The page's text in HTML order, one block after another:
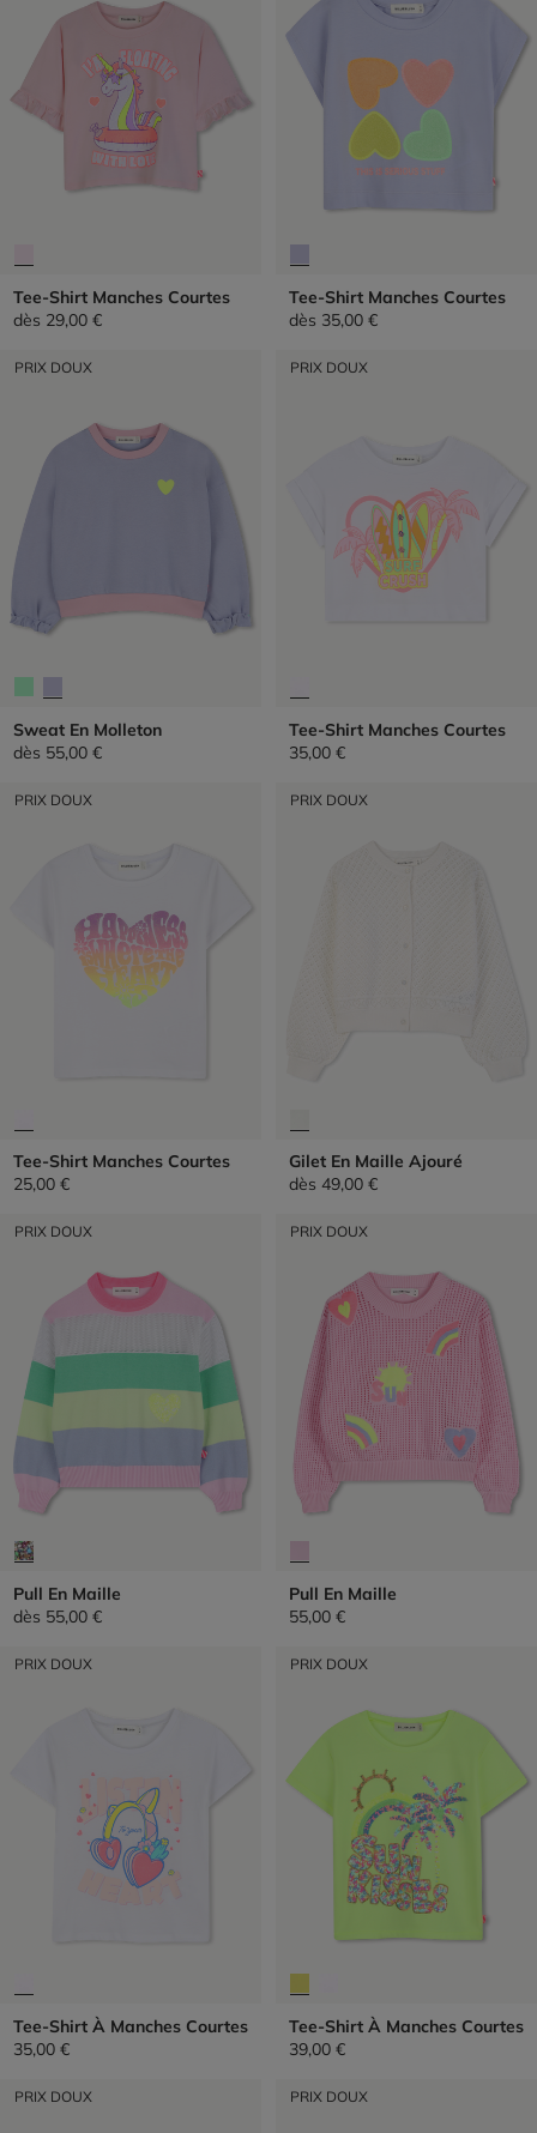
Tee-Shirt Manches Courtes
dès 29,00 €
Tee-Shirt Manches Courtes
dès 35,00 €
PRIX DOUX
Sweat En Molleton
dès 55,00 €
PRIX DOUX
Tee-Shirt Manches Courtes
35,00 €
PRIX DOUX
Tee-Shirt Manches Courtes
25,00 €
PRIX DOUX
Gilet En Maille Ajouré
dès 49,00 €
PRIX DOUX
Pull En Maille
dès 55,00 €
PRIX DOUX
Pull En Maille
55,00 €
PRIX DOUX
Tee-Shirt À Manches Courtes
35,00 €
PRIX DOUX
Tee-Shirt À Manches Courtes
39,00 €
PRIX DOUX PRIX DOUX